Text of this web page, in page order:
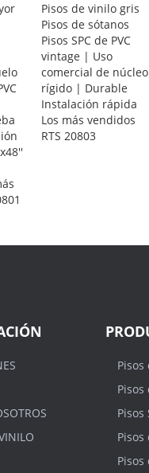
Pisos de vinilo gris
Pisos de sótanos
Pisos SPC de PVC
vintage | Uso
comercial de núcleo
rígido | Durable
Instalación rápida
Los más vendidos
RTS 20803
Pisos
Pisos